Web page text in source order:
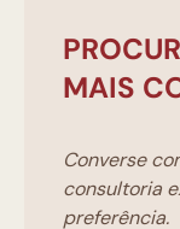
MAIS
Converse
consultoria
preferência.